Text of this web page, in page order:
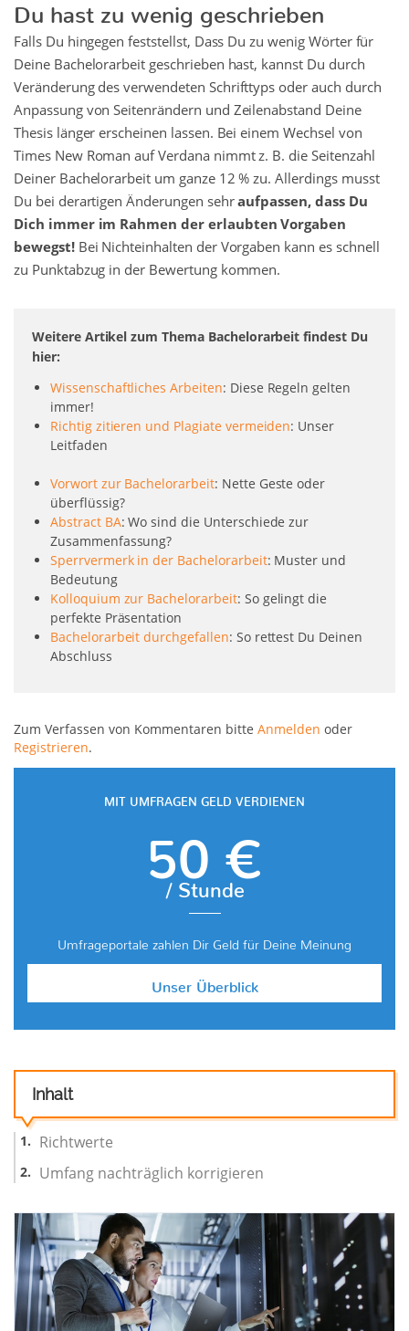
Du hast zu wenig geschrieben
Falls Du hingegen feststellst, Dass Du zu wenig Wörter für
Deine Bachelorarbeit geschrieben hast, kannst Du durch
Veränderung des verwendeten Schrifttyps oder auch durch
Anpassung von Seitenrändern und Zeilenabstand Deine
Thesis länger erscheinen lassen. Bei einem Wechsel von
Times New Roman auf Verdana nimmt z. B. die Seitenzahl
Deiner Bachelorarbeit um ganze 12 % zu. Allerdings musst
Du bei derartigen Änderungen sehraufpassen, dass Du
Dich immer im Rahmen der erlaubten Vorgaben
bewegst! Bei Nichteinhalten der Vorgaben kann es schnell
zu Punktabzug in der Bewertung kommen.
Weitere Artikel zum Thema Bachelorarbeit findest Du
hier:
Wissenschaftliches Arbeiten: Diese Regeln gelten
immer!
Richtig zitieren und Plagiate vermeiden: Unser
Leitfaden
Vorwort zur Bachelorarbeit: Nette Geste oder
überflüssig?
Abstract BA: Wo sind die Unterschiede zur
Zusammenfassung?
Sperrvermerk in der Bachelorarbeit: Muster und
Bedeutung
Kolloquium zur Bachelorarbeit: So gelingt die
perfekte Präsentation
Bachelorarbeit durchgefallen: So rettest Du Deinen
Abschluss
Zum Verfassen von Kommentaren bitte Anmelden oder
Registrieren.
MIT UMFRAGEN GELD VERDIENEN
50 €
/ Stunde
Umfrageportale zahlen Dir Geld für Deine Meinung
Unser Überblick
Inhalt
Richtwerte
Umfang nachträglich korrigieren